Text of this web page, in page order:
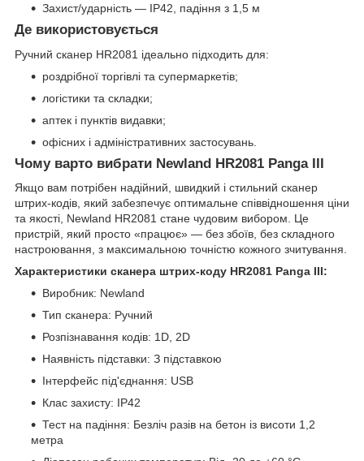
Захист/ударність — IP42, падіння з 1,5 м
Де використовується
Ручний сканер HR2081 ідеально підходить для:
роздрібної торгівлі та супермаркетів;
логістики та складки;
аптек і пунктів видавки;
офісних і адміністративних застосувань.
Чому варто вибрати Newland HR2081 Panga III
Якщо вам потрібен надійний, швидкий і стильний сканер
штрих-кодів, який забезпечує оптимальне співвідношення ціни
та якості, Newland HR2081 стане чудовим вибором. Це
пристрій, який просто «працює» — без збоїв, без складного
настроювання, з максимальною точністю кожного зчитування.
Характеристики сканера штрих-коду HR2081 Panga III:
Виробник: Newland
Тип сканера: Ручний
Розпізнавання кодів: 1D, 2D
Наявність підставки: З підставкою
Інтерфейс під'єднання: USB
Клас захисту: IP42
Тест на падіння: Безліч разів на бетон із висоти 1,2
метра